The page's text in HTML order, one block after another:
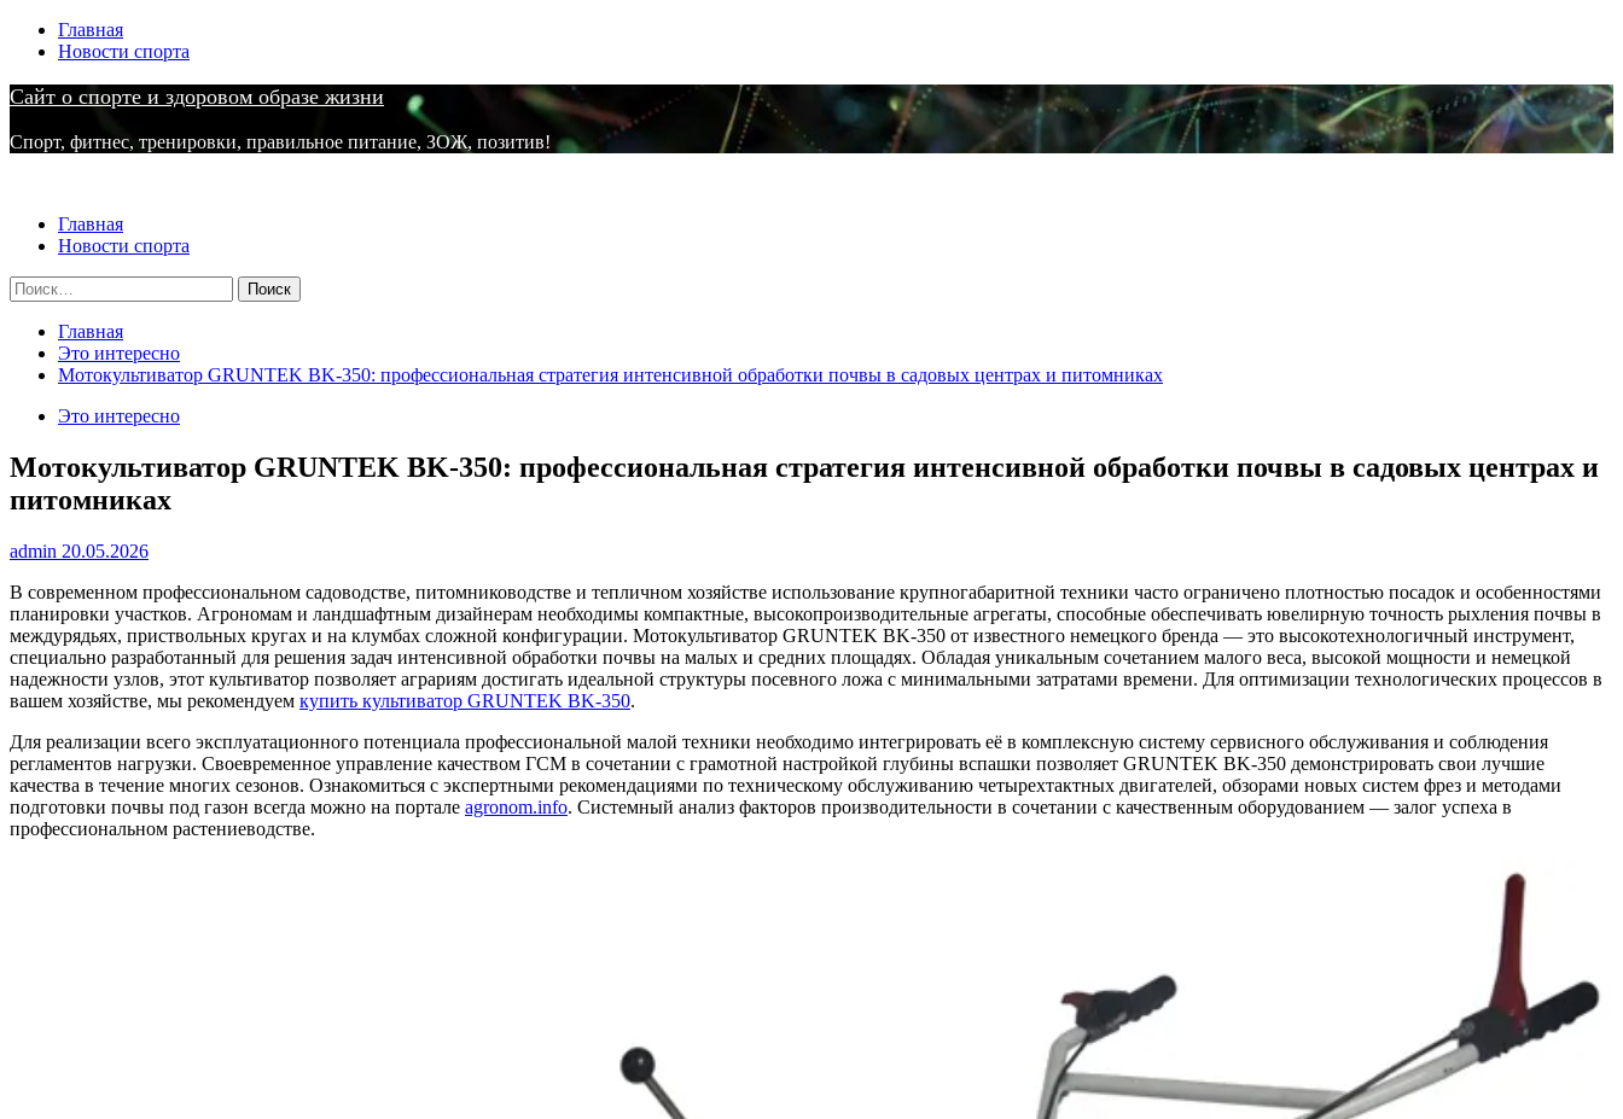
ПерейтиГлавная
Новости спорта
Сайт о спорте и здоровом образе жизни
Спорт, фитнес, тренировки, правильное питание, ЗОЖ, позитив!
Главная
Новости спорта
Найти:
Главная
Это интересно
Мотокультиватор GRUNTEK BK-350: профессиональная стратегия интенсивной обработки почвы в садовых центрах и питомниках
Это интересно
Мотокультиватор GRUNTEK BK-350: профессиональная стратегия интенсивной обработки почвы в садовых центрах и
питомниках
admin 20.05.2026
В современном профессиональном садоводстве, питомниководстве и тепличном хозяйстве использование крупногабаритной техники часто ограничено плотностью посадок и особенностями
планировки участков. Агрономам и ландшафтным дизайнерам необходимы компактные, высокопроизводительные агрегаты, способные обеспечивать ювелирную точность рыхления почвы в
междурядьях, приствольных кругах и на клумбах сложной конфигурации. Мотокультиватор GRUNTEK BK-350 от известного немецкого бренда — это высокотехнологичный инструмент,
специально разработанный для решения задач интенсивной обработки почвы на малых и средних площадях. Обладая уникальным сочетанием малого веса, высокой мощности и немецкой
надежности узлов, этот культиватор позволяет аграриям достигать идеальной структуры посевного ложа с минимальными затратами времени. Для оптимизации технологических процессов в
вашем хозяйстве, мы рекомендуем купить культиватор GRUNTEK BK-350.
Для реализации всего эксплуатационного потенциала профессиональной малой техники необходимо интегрировать её в комплексную систему сервисного обслуживания и соблюдения
регламентов нагрузки. Своевременное управление качеством ГСМ в сочетании с грамотной настройкой глубины вспашки позволяет GRUNTEK BK-350 демонстрировать свои лучшие
качества в течение многих сезонов. Ознакомиться с экспертными рекомендациями по техническому обслуживанию четырехтактных двигателей, обзорами новых систем фрез и методами
подготовки почвы под газон всегда можно на портале agronom.info. Системный анализ факторов производительности в сочетании с качественным оборудованием — залог успеха в
профессиональном растениеводстве.